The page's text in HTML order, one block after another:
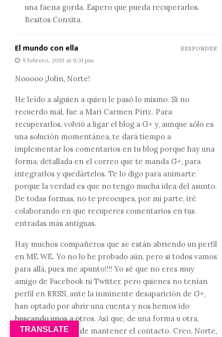
una faena gorda. Espero que pueda recuperarlos.
Besitos Conxita.
El mundo con ella
9 febrero, 2019 at 9:31 pm
Nooooo ¡Jolín, Norte!
He leído a alguien a quien le pasó lo mismo. Si no
recuerdo mal, fue a Mari Carmen Píriz. Para
recuperarlos, volvió a ligar el blog a G+ y, aunque sólo es
una solución momentánea, te dará tiempo a
implementar los comentarios en tu blog porque hay una
forma, detallada en el correo que te manda G+, para
integrarlos y quedártelos. Te lo digo para animarte
porque la verdad es que no tengo mucha idea del asunto.
De todas formas, no te preocupes, por mi parte, iré
colaborando en que recuperes comentarios en tus
entradas más antiguas.
Hay muchos compañeros que se están abriendo un perfil
en ME WE. Yo no lo he probado aún, pero si todos vamos
para allá, pues me apunto!!!! Yo sé que no eres muy
amigo de Facebook ni Twitter, pero quienes no tenían
perfil en RRSS, ante la inminente desaparición de G+,
han optado por abrir una cuenta y nos hemos ido
buscando unos a otros. Así que, de una forma u otra,
estamos tratando de mantener el contacto. Creo, Norte,
RESPONDER
TRANSLATE